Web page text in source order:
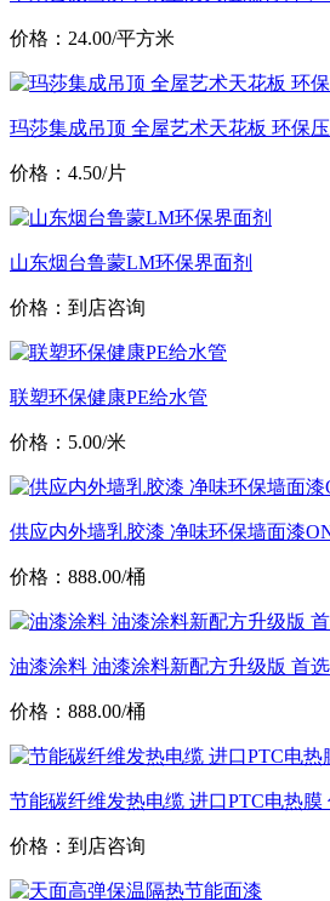
价格：24.00/平方米
玛莎集成吊顶 全屋艺术天花板 环保
价格：4.50/片
山东烟台鲁蒙LM环保界面剂
价格：到店咨询
联塑环保健康PE给水管
价格：5.00/米
供应内外墙乳胶漆 净味环保墙面漆
价格：888.00/桶
油漆涂料 油漆涂料新配方升级版 首
价格：888.00/桶
节能碳纤维发热电缆 进口PTC电热膜
价格：到店咨询